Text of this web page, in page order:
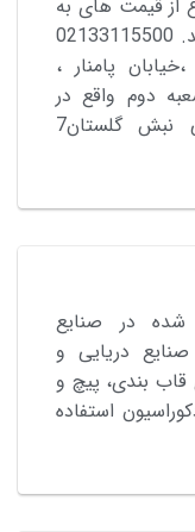
از قیمت های به
روز بازار با همکاران ما تماس بگیرید. 02133115500
پامنار ،
منار،شماره 197/2 و شعبه دوم واقع در
آزادگان ورودی احمدآباد مستوفی نبش گلستان7
شده در صنایع
دریایی و
قاب بندی، پیچ و
استفاده